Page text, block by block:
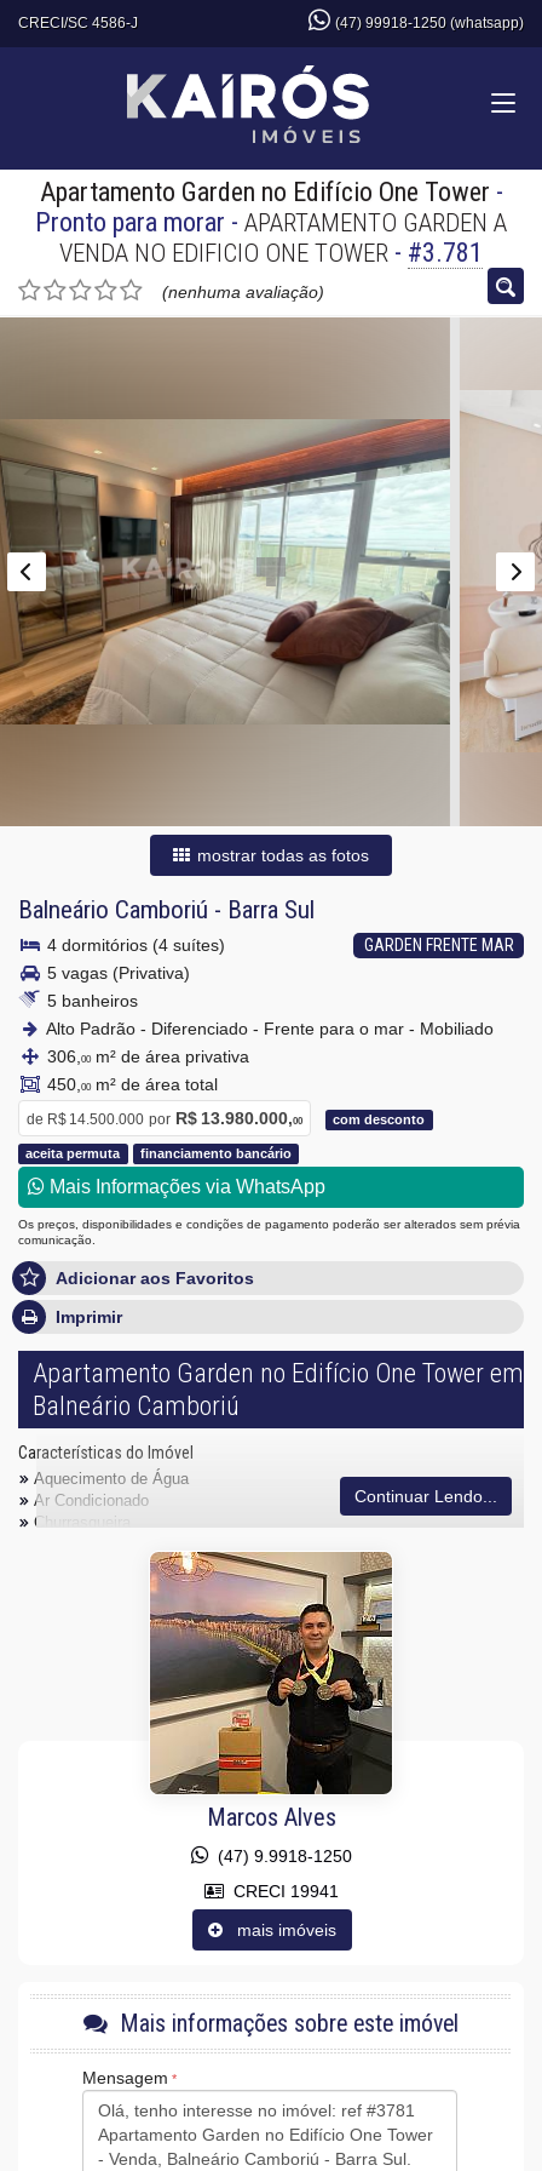
CRECI/SC 4586-J (47) 99918-1250 (whatsapp)
Apartamento Garden no Edifício One Tower -
Pronto para morar - APARTAMENTO GARDEN A
VENDA NO EDIFICIO ONE TOWER - #3.781
(nenhuma avaliação)
mostrar todas as fotos
Balneário Camboriú - Barra Sul
GARDEN FRENTE MAR
4 dormitórios (4 suítes)
5 vagas (Privativa)
5 banheiros
Alto Padrão - Diferenciado - Frente para o mar - Mobiliado
306, 00m² de área privativa
450, 00m² de área total
de R$ 14.500.000 por R$ 13.980.000,00 com desconto
aceita permuta financiamento bancário
Mais Informações via WhatsApp
Os preços, disponibilidades e condições de pagamento poderão ser alterados sem prévia
comunicação.
Adicionar aos Favoritos
Imprimir
Apartamento Garden no Edifício One Tower em
Balneário Camboriú
Características do Imóvel
Aquecimento de Água
Ar Condicionado
Churrasqueira
Piso Porcelanato
Acabamento em Gesso
Sacada / Varanda
Características do Empreendimento
Sala de Jogos
Salão de Festas
Continuar Lendo...
Marcos Alves
(47) 9.9918-1250
CRECI 19941
mais imóveis
Mais informações sobre este imóvel
Mensagem